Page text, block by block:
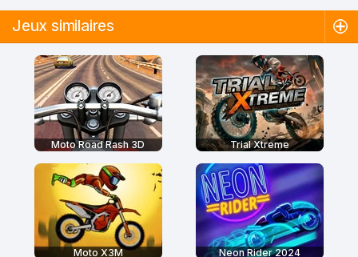
Jeux similaires
Moto Road Rash 3D Trial Xtreme
Moto X3M Neon Rider 2024